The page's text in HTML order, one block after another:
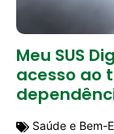
Meu SUS
acesso ao
Saúde e Bem-